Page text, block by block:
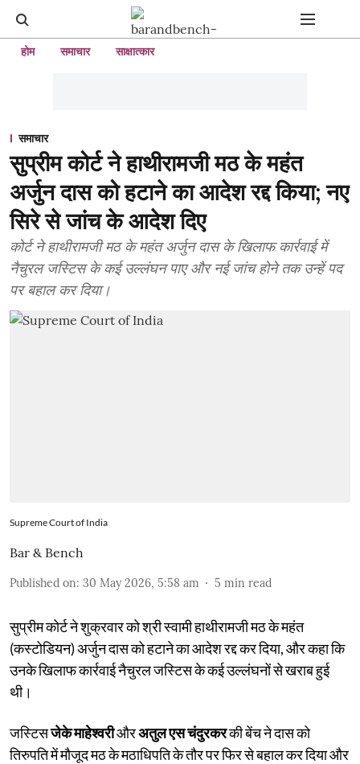
होम समाचार साक्षात्कार
समाचार
सुप्रीम कोर्ट ने हाथीरामजी मठ के महंत
अर्जुन दास को हटाने का आदेश रद्द किया; नए
सिरे से जांच के आदेश दिए
कोर्ट ने हाथीरामजी मठ के महंत अर्जुन दास के खिलाफ कार्रवाई में
नैचुरल जस्टिस के कई उल्लंघन पाए और नई जांच होने तक उन्हें पद
पर बहाल कर दिया।
Supreme Court of India
Bar & Bench
Published on: 30 May 2026, 5:58 am 5 min read
सुप्रीम कोर्ट ने शुक्रवार को श्री स्वामी हाथीरामजी मठ के महंत
(कस्टोडियन) अर्जुन दास को हटाने का आदेश रद्द कर दिया, और कहा कि
उनके खिलाफ कार्रवाई नैचुरल जस्टिस के कई उल्लंघनों से खराब हुई
थी।
जस्टिसजेके माहेश्वरीऔरअतुल एस चंदुरकरकी बेंच ने दास को
तिरुपति में मौजूद मठ के मठाधिपति के तौर पर फिर से बहाल कर दिया और